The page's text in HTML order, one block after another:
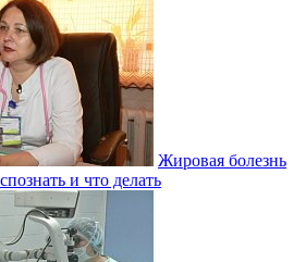
Жировая болезнь
и что делать